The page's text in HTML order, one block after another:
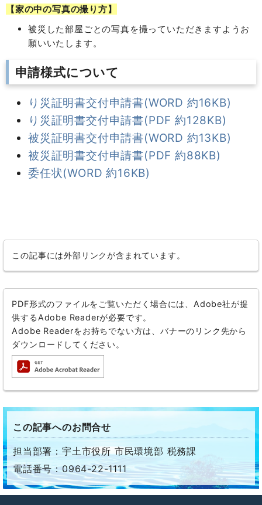
【家の中の写真の撮り方】
被災した部屋ごとの写真を撮っていただきますようお
願いいたします。
申請様式について
り災証明書交付申請書(WORD 約16KB)
り災証明書交付申請書(PDF 約128KB)
被災証明書交付申請書(WORD 約13KB)
被災証明書交付申請書(PDF 約88KB)
委任状(WORD 約16KB)
この記事には外部リンクが含まれています。
PDF形式のファイルをご覧いただく場合には、Adobe社が提
供するAdobe Readerが必要です。
Adobe Readerをお持ちでない方は、バナーのリンク先から
ダウンロードしてください。
この記事へのお問合せ
担当部署：宇土市役所 市民環境部 税務課
電話番号：0964-22-1111